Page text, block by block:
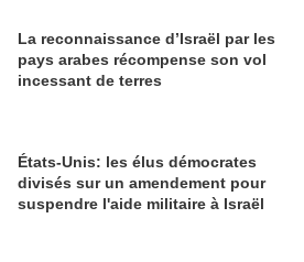
La reconnaissance d’Israël par les
pays arabes récompense son vol
incessant de terres
États-Unis: les élus démocrates
divisés sur un amendement pour
suspendre l'aide militaire à Israël